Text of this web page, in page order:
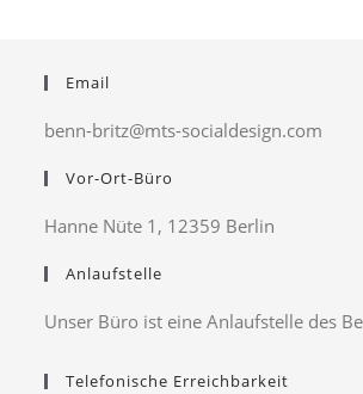
Email
benn-britz@mts-socialdesign.com
Vor-Ort-Büro
Hanne Nüte 1, 12359 Berlin
Anlaufstelle
Unser Büro ist eine Anlaufstelle des
Telefonische Erreichbarkeit